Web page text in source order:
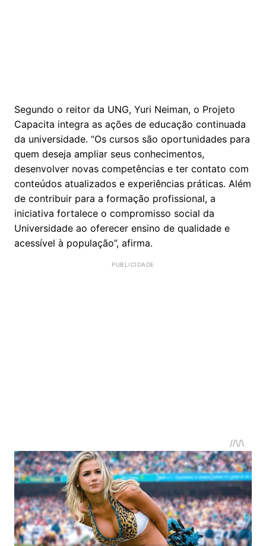
Segundo o reitor da UNG, Yuri Neiman, o Projeto
Capacita integra as ações de educação continuada
da universidade. “Os cursos são oportunidades para
quem deseja ampliar seus conhecimentos,
desenvolver novas competências e ter contato com
conteúdos atualizados e experiências práticas. Além
de contribuir para a formação profissional, a
iniciativa fortalece o compromisso social da
Universidade ao oferecer ensino de qualidade e
acessível à população”, afirma.